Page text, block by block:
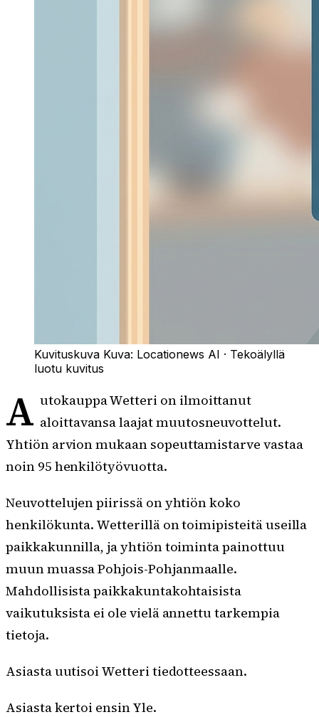
Kuvituskuva Kuva: Locationews AI · Tekoälyllä
luotu kuvitus
A utokauppa Wetteri on ilmoittanut
aloittavansa laajat muutosneuvottelut.
Yhtiön arvion mukaan sopeuttamistarve vastaa
noin 95 henkilötyövuotta.
Neuvottelujen piirissä on yhtiön koko
henkilökunta. Wetterillä on toimipisteitä useilla
paikkakunnilla, ja yhtiön toiminta painottuu
muun muassa Pohjois-Pohjanmaalle.
Mahdollisista paikkakuntakohtaisista
vaikutuksista ei ole vielä annettu tarkempia
tietoja.
Asiasta uutisoi Wetteri tiedotteessaan.
Asiasta kertoi ensin Yle.